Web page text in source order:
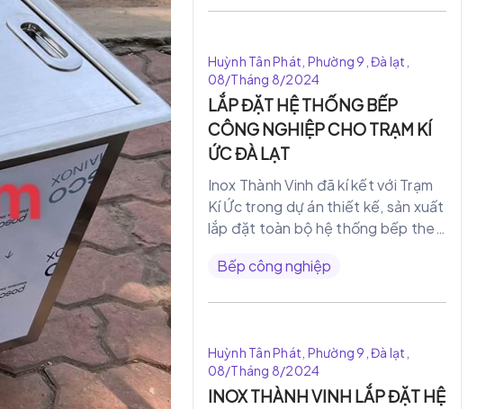
mòn như các bếp thông thường
giúp cho món ăn nhanh chín, đồng
thời giữ nguyên được hương vị và
giúp khách hàng tiết kiệm nguyên
liệu hơn.
Huỳnh Tân Phát, Phường 9, Đà lạt,
08/Tháng 8/2024
LẮP ĐẶT HỆ THỐNG BẾP
CÔNG NGHIỆP CHO TRẠM KÍ
ỨC ĐÀ LẠT
Inox Thành Vinh đã kí kết với Trạm
Kí Ức trong dự án thiết kế, sản xuất
lắp đặt toàn bộ hệ thống bếp theo
công nghiệp
Bếp công nghiệp
Huỳnh Tân Phát, Phường 9, Đà lạt,
08/Tháng 8/2024
INOX THÀNH VINH LẮP ĐẶT HỆ